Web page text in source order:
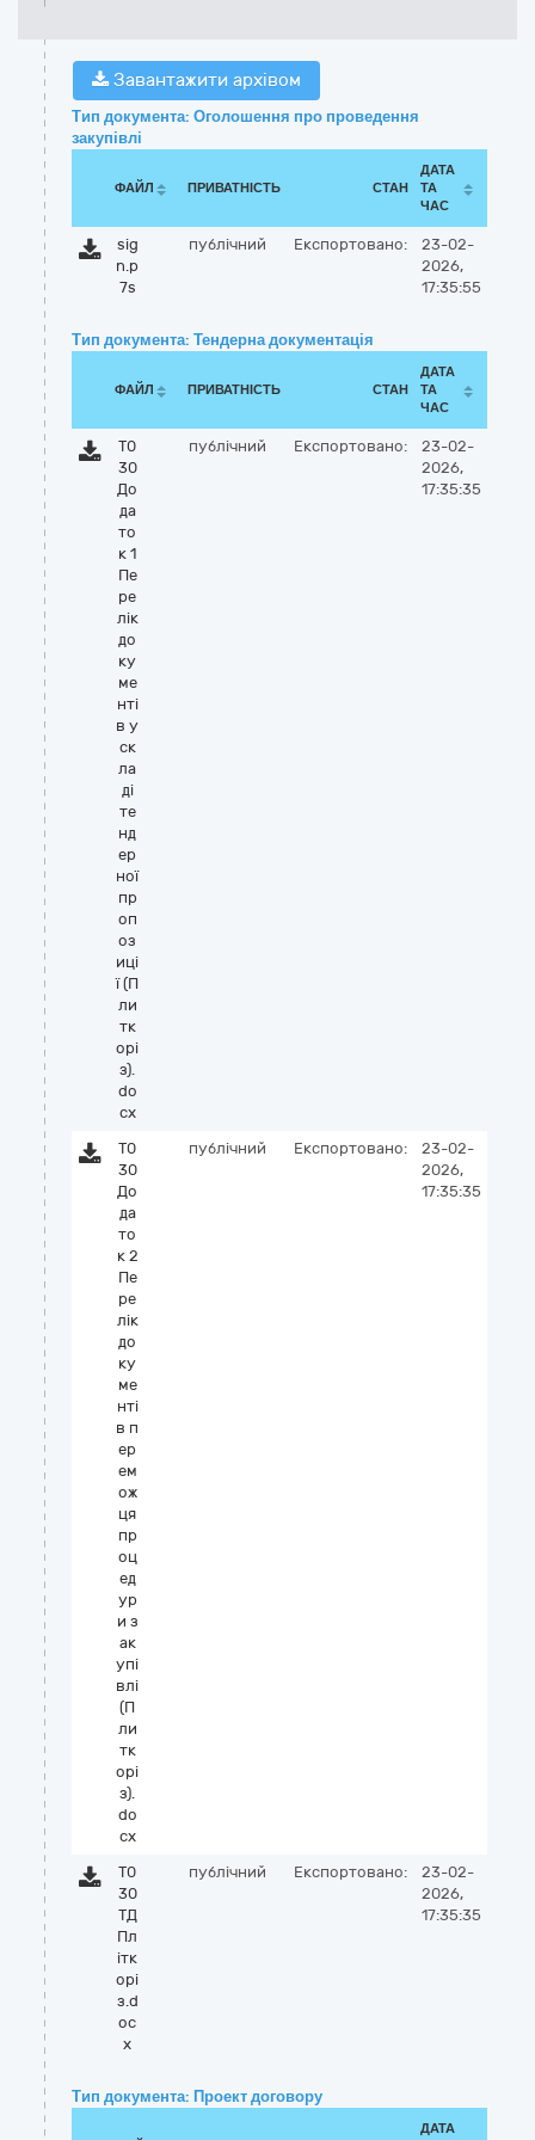
Завантажити архівом
Тип документа: Оголошення про проведення
закупівлі
ФАЙЛ ПРИВАТНІСТЬ СТАН
ДАТА
ТА
ЧАС
sig
n.p
7s
публічний Експортовано:
23-02-
2026,
17:35:55
Тип документа: Тендерна документація
ФАЙЛ ПРИВАТНІСТЬ СТАН
ДАТА
ТА
ЧАС
Т0
30
До
да
то
к 1
Пе
ре
лік
до
ку
ме
нті
в у
ск
ла
ді
те
нд
ер
ної
пр
оп
оз
иці
ї (П
ли
тк
орі
з).
do
cx
публічний Експортовано:
23-02-
2026,
17:35:35
Т0
30
До
да
то
к 2
Пе
ре
лік
до
ку
ме
нті
в п
ер
ем
ож
ця
пр
оц
ед
ур
и з
ак
упі
влі
(П
ли
тк
орі
з).
do
cx
публічний Експортовано:
23-02-
2026,
17:35:35
Т0
30
ТД
Пл
ітк
орі
з.d
oc
x
публічний Експортовано:
23-02-
2026,
17:35:35
Тип документа: Проект договору
ДАТА